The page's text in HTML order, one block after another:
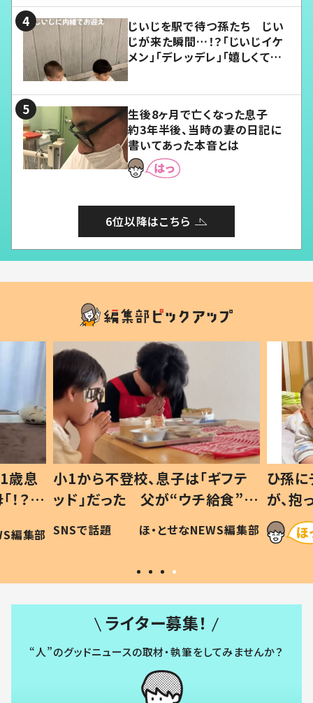
じいじを駅で待つ孫たち じい
じが来た瞬間…！？「じいじイケ
メン」「デレッデレ」「嬉しくて可
生後8ヶ月で亡くなった息子
約3年半後、当時の妻の日記に
書いてあった本音とは
6位以降はこちら
歳息
？」
編集部
小1から不登校、息子は「ギフテ
ッド」だった 父が“ウチ給食”を
作り続ける理由とは #令和の親
#令和の子
SNSで話題 ほ・とせなNEWS編集部
ひ孫
が、
「涙が
い」
ライター募集！
“人”のグッドニュースの取材・執筆をしてみませんか？